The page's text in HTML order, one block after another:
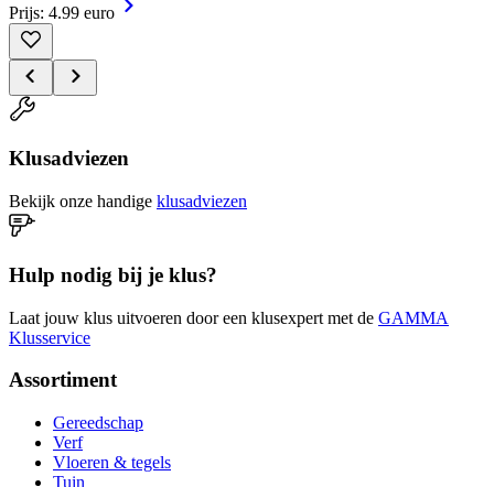
Prijs: 4.99 euro
Klusadviezen
Bekijk onze handige klusadviezen
Hulp nodig bij je klus?
Laat jouw klus uitvoeren door een klusexpert met de GAMMA
Klusservice
Assortiment
Gereedschap
Verf
Vloeren & tegels
Tuin